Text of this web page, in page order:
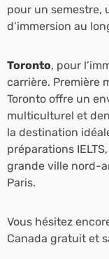
pour un semestre,
d’immersion au
Toronto, pour
carrière. Première
Toronto offre un
multiculturel et
la destination
préparations
grande ville nord-
Paris.
Vous hésitez
Canada gratuit et